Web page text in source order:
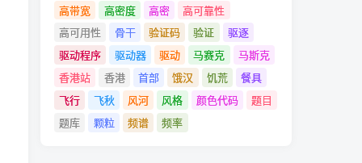
高带宽
高密度 高密
高可靠性
高可用性
骨干 验证码 验证
驱逐
驱动程序
驱动器 驱动 马赛克
马斯克
香港站
香港 首部 饿汉 饥荒
餐具
飞行
飞秋 风河 风格 颜色代码
题目
题库
颗粒 频谱 频率